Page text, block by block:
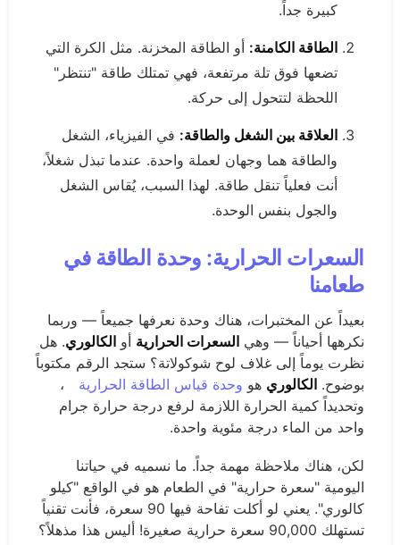
كبيرة جداً.
الطاقة الكامنة: أو الطاقة المخزنة. مثل الكرة التي
تضعها فوق تلة مرتفعة، فهي تمتلك طاقة "تنتظر"
اللحظة لتتحول إلى حركة.
العلاقة بين الشغل والطاقة: في الفيزياء، الشغل
والطاقة هما وجهان لعملة واحدة. عندما تبذل شغلاً،
أنت فعلياً تنقل طاقة. لهذا السبب، يُقاس الشغل
والجول بنفس الوحدة.
السعرات الحرارية: وحدة الطاقة في
طعامنا
بعيداً عن المختبرات، هناك وحدة نعرفها جميعاً — وربما
نكرهها أحياناً — وهي السعرات الحرارية أو الكالوري. هل
نظرت يوماً إلى غلاف لوح شوكولاتة؟ ستجد الرقم مكتوباً
بوضوح. الكالوري هو وحدة قياس الطاقة الحرارية
،
وتحديداً كمية الحرارة اللازمة لرفع درجة حرارة جرام
واحد من الماء درجة مئوية واحدة.
لكن، هناك ملاحظة مهمة جداً. ما نسميه في حياتنا
اليومية "سعرة حرارية" في الطعام هو في الواقع "كيلو
كالوري". يعني لو أكلت تفاحة فيها 90 سعرة، فأنت تقنياً
تستهلك 90,000 سعرة حرارية صغيرة! أليس هذا مذهلاً؟